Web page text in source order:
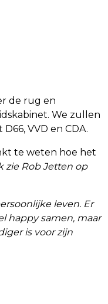
de rug en
We zullen
VVD en CDA.
te weten hoe het
zie Rob Jetten op
leven. Er
happy samen, maar
is voor zijn